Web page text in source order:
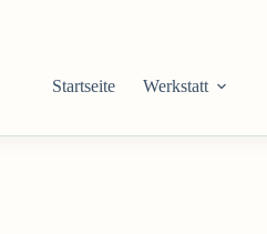
Startseite
Werkstatt